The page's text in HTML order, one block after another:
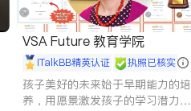
VSA Future 教育学院
iTalkBB精英认证 执照已核实
孩子美好的未来始于早期能力的培
养，用愿景激发孩子的学习潜力和